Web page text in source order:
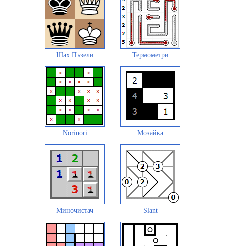
Шах Пъзели Термометри
Norinori Мозайка
Миночистач Slant